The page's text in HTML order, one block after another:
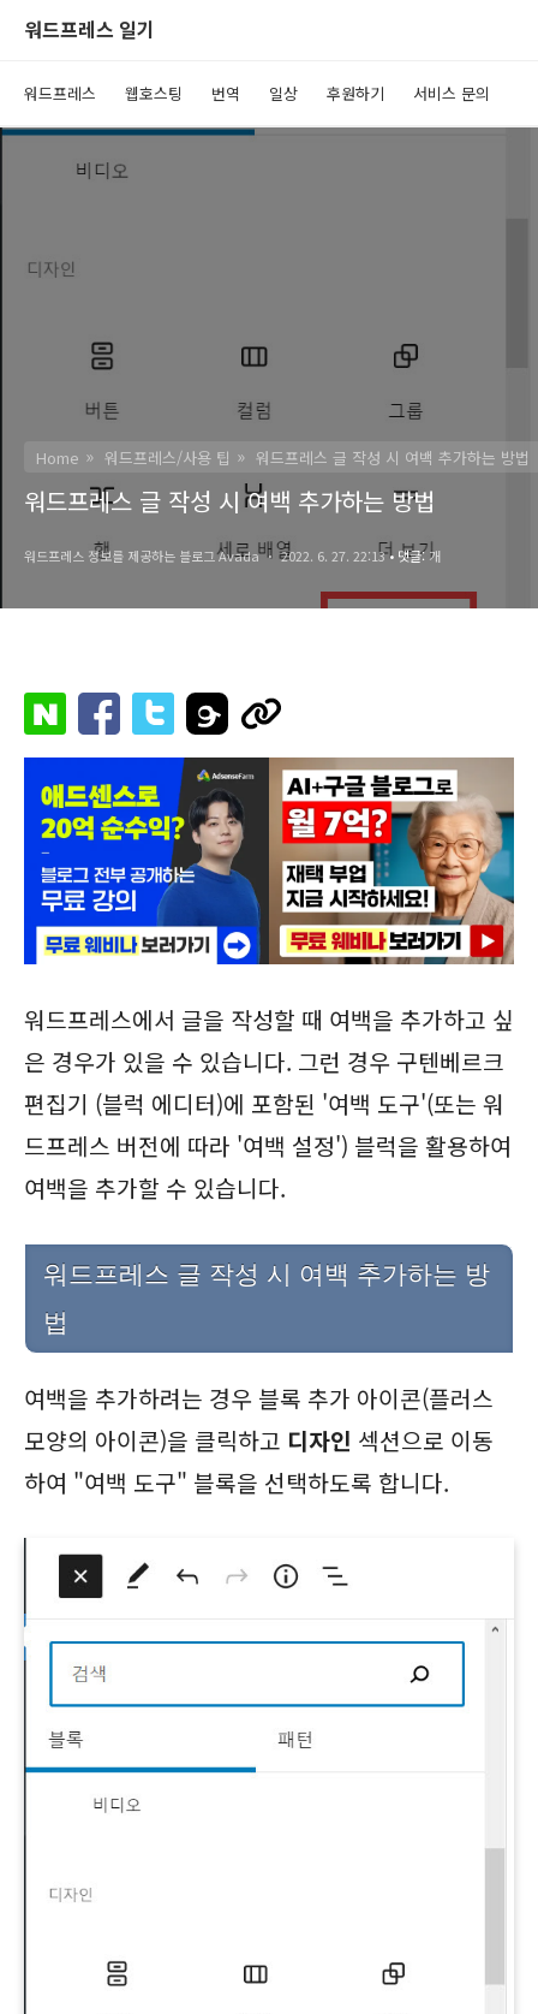
워드프레스 일기
워드프레스 웹호스팅 번역 일상 후원하기 서비스 문의
Home 워드프레스/사용 팁 워드프레스 글 작성 시 여백 추가하는 방법
워드프레스 글 작성 시 여백 추가하는 방법
워드프레스 정보를 제공하는 블로그 Avada 2022. 6. 27. 22:13• 댓글:개
워드프레스에서 글을 작성할 때 여백을 추가하고 싶
은 경우가 있을 수 있습니다. 그런 경우 구텐베르크
편집기 (블럭 에디터)에 포함된 '여백 도구'(또는 워
드프레스 버전에 따라 '여백 설정') 블럭을 활용하여
여백을 추가할 수 있습니다.
워드프레스 글 작성 시 여백 추가하는 방
법
여백을 추가하려는 경우 블록 추가 아이콘(플러스
모양의 아이콘)을 클릭하고 디자인 섹션으로 이동
하여 "여백 도구" 블록을 선택하도록 합니다.